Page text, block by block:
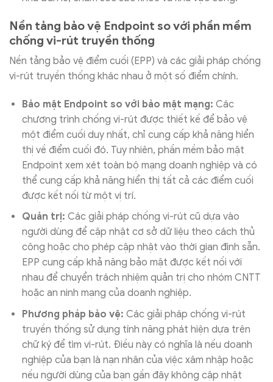
Nền tảng bảo vệ Endpoint so với phần mềm
chống vi-rút truyền thống
Nền tảng bảo vệ điểm cuối (EPP) và các giải pháp chống
vi-rút truyền thống khác nhau ở một số điểm chính.
Bảo mật Endpoint so với bảo mật mạng: Các
chương trình chống vi-rút được thiết kế để bảo vệ
một điểm cuối duy nhất, chỉ cung cấp khả năng hiển
thị về điểm cuối đó. Tuy nhiên, phần mềm bảo mật
Endpoint xem xét toàn bộ mạng doanh nghiệp và có
thể cung cấp khả năng hiển thị tất cả các điểm cuối
được kết nối từ một vị trí.
Quản trị: Các giải pháp chống vi-rút cũ dựa vào
người dùng để cập nhật cơ sở dữ liệu theo cách thủ
công hoặc cho phép cập nhật vào thời gian định sẵn.
EPP cung cấp khả năng bảo mật được kết nối với
nhau để chuyển trách nhiệm quản trị cho nhóm CNTT
hoặc an ninh mạng của doanh nghiệp.
Phương pháp bảo vệ: Các giải pháp chống vi-rút
truyền thống sử dụng tính năng phát hiện dựa trên
chữ ký để tìm vi-rút. Điều này có nghĩa là nếu doanh
nghiệp của bạn là nạn nhân của việc xâm nhập hoặc
nếu người dùng của bạn gần đây không cập nhật